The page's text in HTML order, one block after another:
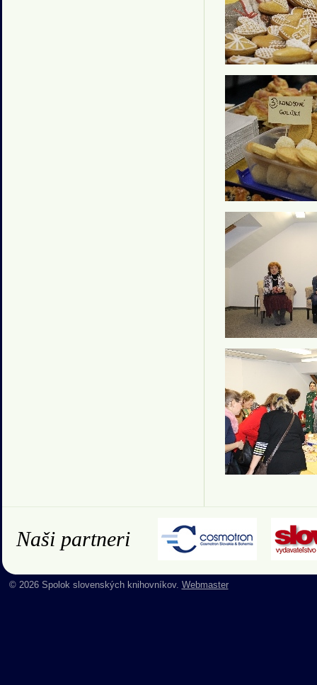
Naši partneri
© 2026 Spolok slovenských knihovníkov. Webmaster